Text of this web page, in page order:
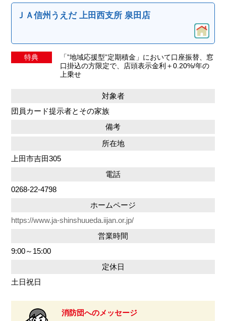
ＪＡ信州うえだ 上田西支所 泉田店
特典
「”地域応援型”定期積金」において口座振替、窓
口掛込の方限定で、店頭表示金利＋0.20%/年の
上乗せ
対象者
団員カード提示者とその家族
備考
所在地
上田市吉田305
電話
0268-22-4798
ホームページ
https://www.ja-shinshuueda.iijan.or.jp/
営業時間
9:00～15:00
定休日
土日祝日
消防団へのメッセージ